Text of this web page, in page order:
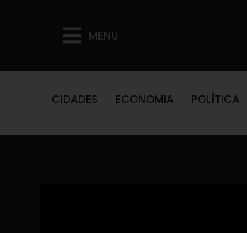
MENU
CIDADES ECONOMIA POLÍTICA